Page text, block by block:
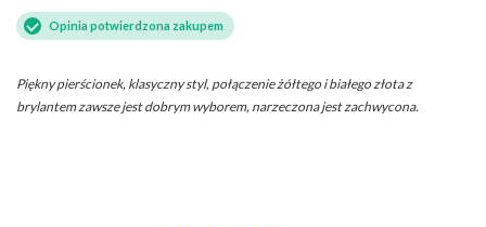
Opinia potwierdzona zakupem
Piękny pierścionek, klasyczny styl, połączenie żółtego i białego złota z
brylantem zawsze jest dobrym wyborem, narzeczona jest zachwycona.